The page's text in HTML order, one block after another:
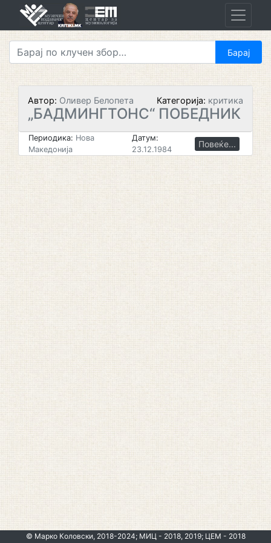
Автор: Оливер Белопета Категорија: критика
„БАДМИНГТОНС“ ПОБЕДНИК
Периодика: Нова
Македонија
Датум:
23.12.1984
Повеќе...
© Марко Коловски, 2018-2024; МИЦ - 2018, 2019; ЦЕМ - 2018